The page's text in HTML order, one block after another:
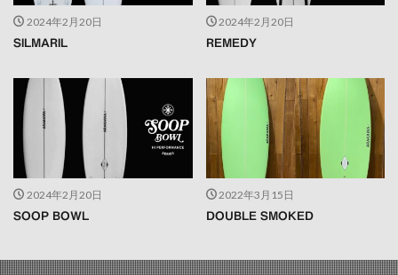
2024年2月20日
SILMARIL
2024年2月20日
REMEDY
2024年2月20日
SOOP BOWL
2022年3月15日
DOUBLE SMOKED